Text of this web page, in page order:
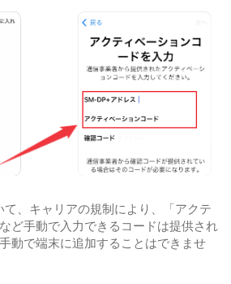
て、キャリアの規制により、「アクテ
ど手動で入力できるコードは提供され
動で端末に追加することはできませ